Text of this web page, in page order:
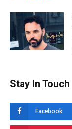
Stay In Touch
Facebook